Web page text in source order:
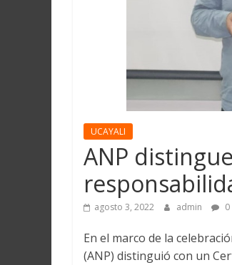
UCAYALI
ANP
agosto 3, 2022 admin
En el marco de la
(ANP) distinguió con un